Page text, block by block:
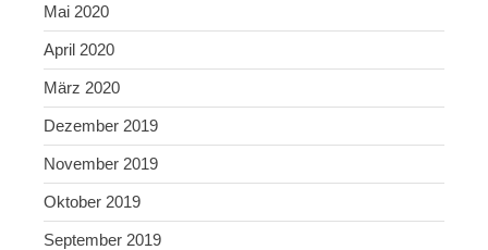
Mai 2020
April 2020
März 2020
Dezember 2019
November 2019
Oktober 2019
September 2019